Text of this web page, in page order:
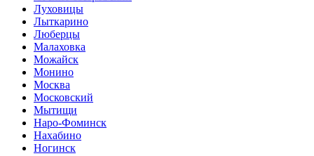
Луховицы
Лыткарино
Люберцы
Малаховка
Можайск
Монино
Москва
Московский
Мытищи
Наро-Фоминск
Нахабино
Ногинск